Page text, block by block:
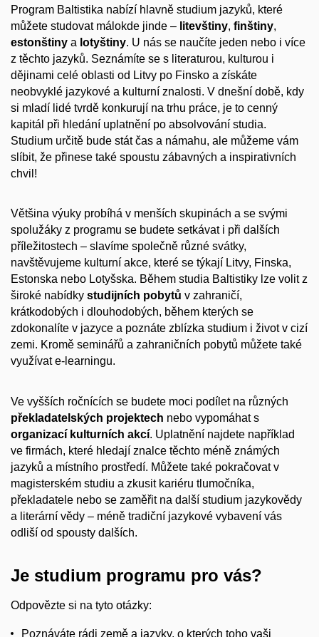
Program Baltistika nabízí hlavně studium jazyků, které
můžete studovat málokde jinde – litevštiny, finštiny,
estonštiny a lotyštiny. U nás se naučíte jeden nebo i více
z těchto jazyků. Seznámíte se s literaturou, kulturou i
dějinami celé oblasti od Litvy po Finsko a získáte
neobvyklé jazykové a kulturní znalosti. V dnešní době, kdy
si mladí lidé tvrdě konkurují na trhu práce, je to cenný
kapitál při hledání uplatnění po absolvování studia.
Studium určitě bude stát čas a námahu, ale můžeme vám
slíbit, že přinese také spoustu zábavných a inspirativních
chvil!
Většina výuky probíhá v menších skupinách a se svými
spolužáky z programu se budete setkávat i při dalších
příležitostech – slavíme společně různé svátky,
navštěvujeme kulturní akce, které se týkají Litvy, Finska,
Estonska nebo Lotyšska. Během studia Baltistiky lze volit z
široké nabídky studijních pobytů v zahraničí,
krátkodobých i dlouhodobých, během kterých se
zdokonalíte v jazyce a poznáte zblízka studium i život v cizí
zemi. Kromě seminářů a zahraničních pobytů můžete také
využívat e-learningu.
Ve vyšších ročnících se budete moci podílet na různých
překladatelských projektech nebo vypomáhat s
organizací kulturních akcí. Uplatnění najdete například
ve firmách, které hledají znalce těchto méně známých
jazyků a místního prostředí. Můžete také pokračovat v
magisterském studiu a zkusit kariéru tlumočníka,
překladatele nebo se zaměřit na další studium jazykovědy
a literární vědy – méně tradiční jazykové vybavení vás
odliší od spousty dalších.
Je studium programu pro vás?
Odpovězte si na tyto otázky:
Poznáváte rádi země a jazyky, o kterých toho vaši